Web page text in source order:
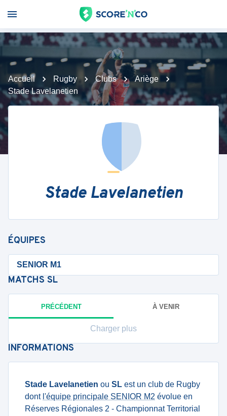
Accueil Rugby Clubs
Ariège
Stade Lavelanetien
Stade Lavelanetien
ÉQUIPES
SENIOR M1
MATCHS SL
PRÉCÉDENT À VENIR
Charger plus
INFORMATIONS
Stade Lavelanetien ou SL est un club de Rugby
dont l'équipe principale SENIOR M2 évolue en
Réserves Régionales 2 - Championnat Territorial